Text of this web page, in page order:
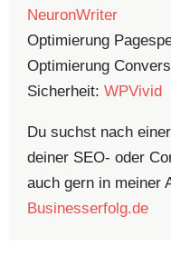
NeuronWriter
Optimierung
Optimierung
Sicherheit: WPVivid
Du suchst nach
deiner SEO- oder
auch gern in meiner
Businesserfolg.de